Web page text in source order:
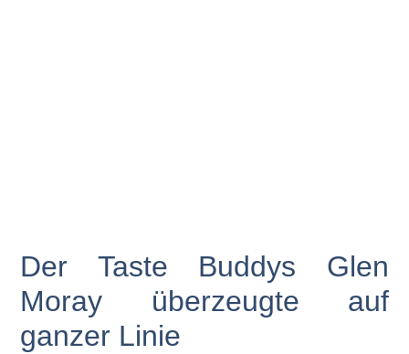
Der Taste Buddys Glen
Moray überzeugte auf
ganzer Linie